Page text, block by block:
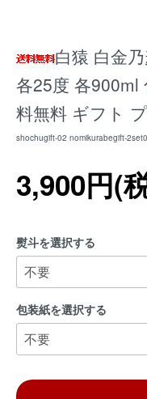
白猿 白金
各25度 各900ml
料無料 ギフト
shochugift-02 nomikurabegift-
3,900円(
熨斗を選択する
包装紙を選択する